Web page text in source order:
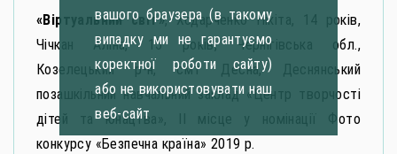
«Віртуальний світ», Ходарченко Нікіта, 14 років,
Чічкан Аліна, 15 років, Чернігівська обл.,
Козелецький р-н, смт Десна, Деснянський
позашкільний навчальний заклад «Центр творчості
дітей та юнацтва», ІІ місце у номінації Фото
конкурсу «Безпечна країна» 2019 р.
вашого браузера (в такому
випадку ми не гарантуємо
коректної роботи сайту)
або не використовувати наш
веб-сайт